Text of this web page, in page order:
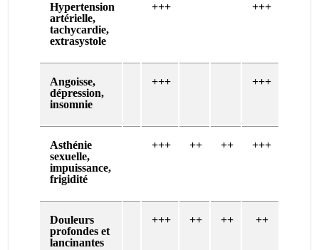
Hypertension
artérielle,
tachycardie,
extrasystole
+++ +++
Angoisse,
dépression,
insomnie
+++ +++
Asthénie
sexuelle,
impuissance,
frigidité
+++ ++ ++ +++
Douleurs
profondes et
lancinantes
+++ ++ ++ ++